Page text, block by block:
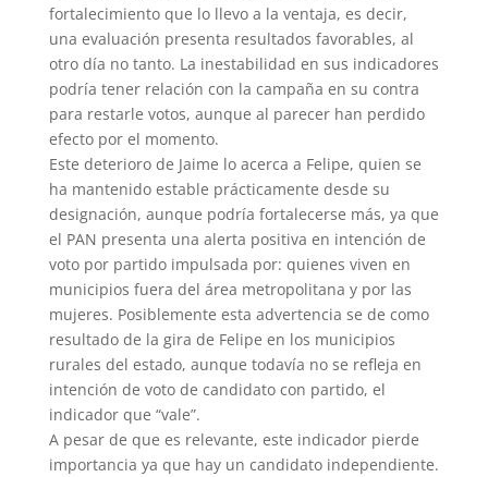
fortalecimiento que lo llevo a la ventaja, es decir,
una evaluación presenta resultados favorables, al
otro día no tanto. La inestabilidad en sus indicadores
podría tener relación con la campaña en su contra
para restarle votos, aunque al parecer han perdido
efecto por el momento.
Este deterioro de Jaime lo acerca a Felipe, quien se
ha mantenido estable prácticamente desde su
designación, aunque podría fortalecerse más, ya que
el PAN presenta una alerta positiva en intención de
voto por partido impulsada por: quienes viven en
municipios fuera del área metropolitana y por las
mujeres. Posiblemente esta advertencia se de como
resultado de la gira de Felipe en los municipios
rurales del estado, aunque todavía no se refleja en
intención de voto de candidato con partido, el
indicador que “vale”.
A pesar de que es relevante, este indicador pierde
importancia ya que hay un candidato independiente.